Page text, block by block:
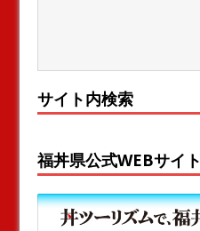
サイト内検索
福丼県公式WEBサイト